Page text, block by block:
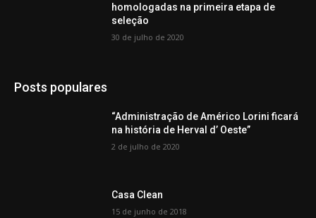
homologadas na primeira etapa de
seleção
30 de julho de 2020
Posts populares
“Administração de Américo Lorini ficará
na história de Herval d’ Oeste”
2 de julho de 2020
Casa Clean
15 de junho de 2018